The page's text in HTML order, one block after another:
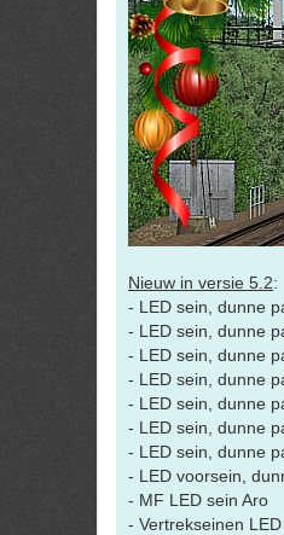
Nieuw in versie 5.2:
- LED sein, dunne
- LED sein, dunne
- LED sein, dunne
- LED sein, dunne
- LED sein, dunne
- LED sein, dunne
- LED sein, dunne
- LED voorsein,
- MF LED sein Aro
- Vertrekseinen